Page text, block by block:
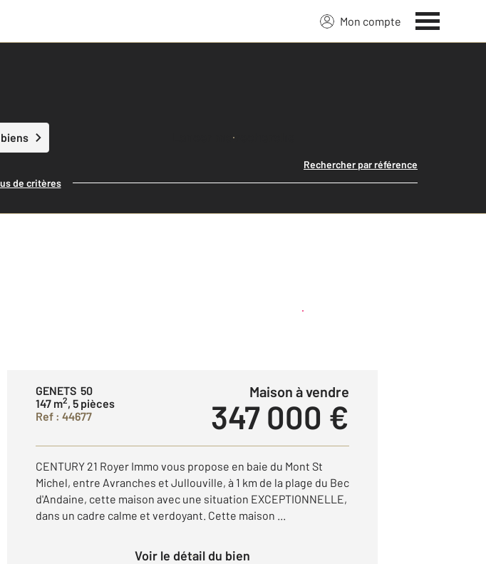
Mon compte
Lancer ma recherche
Rechercher par référence
de critères
Créer une alerte
GENETS 50
147 m2, 5 pièces
Ref : 44677
Maison à vendre
347 000 €
CENTURY 21 Royer Immo vous propose en baie du Mont St
Michel, entre Avranches et Jullouville, à 1 km de la plage du Bec
d'Andaine, cette maison avec une situation EXCEPTIONNELLE,
dans un cadre calme et verdoyant. Cette maison ...
Voir le détail du bien